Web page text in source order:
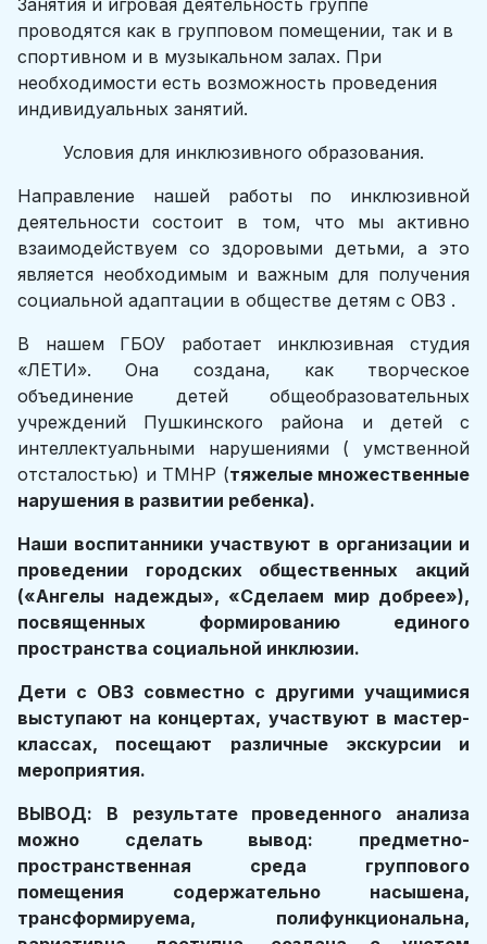
Занятия и игровая деятельность группе
проводятся как в групповом помещении, так и в
спортивном и в музыкальном залах. При
необходимости есть возможность проведения
индивидуальных занятий.
Условия для инклюзивного образования.
Направление нашей работы по инклюзивной
деятельности состоит в том, что мы активно
взаимодействуем со здоровыми детьми, а это
является необходимым и важным для получения
социальной адаптации в обществе детям с ОВЗ .
В нашем ГБОУ работает инклюзивная студия
«ЛЕТИ». Она создана, как творческое
объединение детей общеобразовательных
учреждений Пушкинского района и детей с
интеллектуальными нарушениями ( умственной
отсталостью) и ТМНР (тяжелые множественные
нарушения в развитии ребенка).
Наши воспитанники участвуют в организации и
проведении городских общественных акций
(«Ангелы надежды», «Сделаем мир добрее»),
посвященных формированию единого
пространства социальной инклюзии.
Дети с ОВЗ совместно с другими учащимися
выступают на концертах, участвуют в мастер-
классах, посещают различные экскурсии и
мероприятия.
ВЫВОД: В результате проведенного анализа
можно сделать вывод: предметно-
пространственная среда группового
помещения содержательно насышена,
трансформируема, полифункциональна,